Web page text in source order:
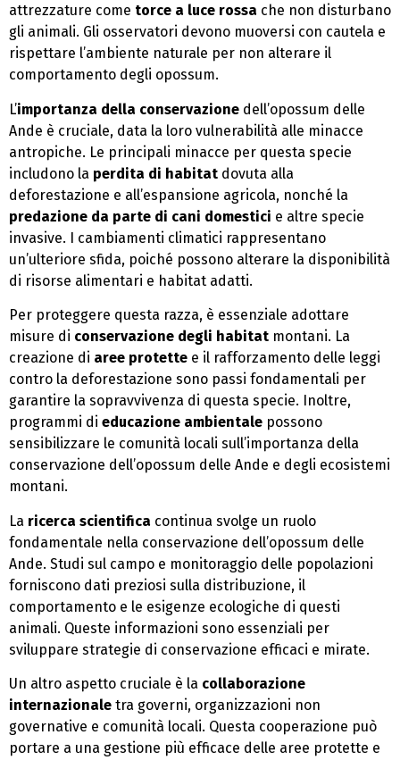
attrezzature come torce a luce rossa che non disturbano
gli animali. Gli osservatori devono muoversi con cautela e
rispettare l’ambiente naturale per non alterare il
comportamento degli opossum.
L’importanza della conservazione dell’opossum delle
Ande è cruciale, data la loro vulnerabilità alle minacce
antropiche. Le principali minacce per questa specie
includono la perdita di habitat dovuta alla
deforestazione e all’espansione agricola, nonché la
predazione da parte di cani domestici e altre specie
invasive. I cambiamenti climatici rappresentano
un’ulteriore sfida, poiché possono alterare la disponibilità
di risorse alimentari e habitat adatti.
Per proteggere questa razza, è essenziale adottare
misure di conservazione degli habitat montani. La
creazione di aree protette e il rafforzamento delle leggi
contro la deforestazione sono passi fondamentali per
garantire la sopravvivenza di questa specie. Inoltre,
programmi di educazione ambientale possono
sensibilizzare le comunità locali sull’importanza della
conservazione dell’opossum delle Ande e degli ecosistemi
montani.
La ricerca scientifica continua svolge un ruolo
fondamentale nella conservazione dell’opossum delle
Ande. Studi sul campo e monitoraggio delle popolazioni
forniscono dati preziosi sulla distribuzione, il
comportamento e le esigenze ecologiche di questi
animali. Queste informazioni sono essenziali per
sviluppare strategie di conservazione efficaci e mirate.
Un altro aspetto cruciale è la collaborazione
internazionale tra governi, organizzazioni non
governative e comunità locali. Questa cooperazione può
portare a una gestione più efficace delle aree protette e